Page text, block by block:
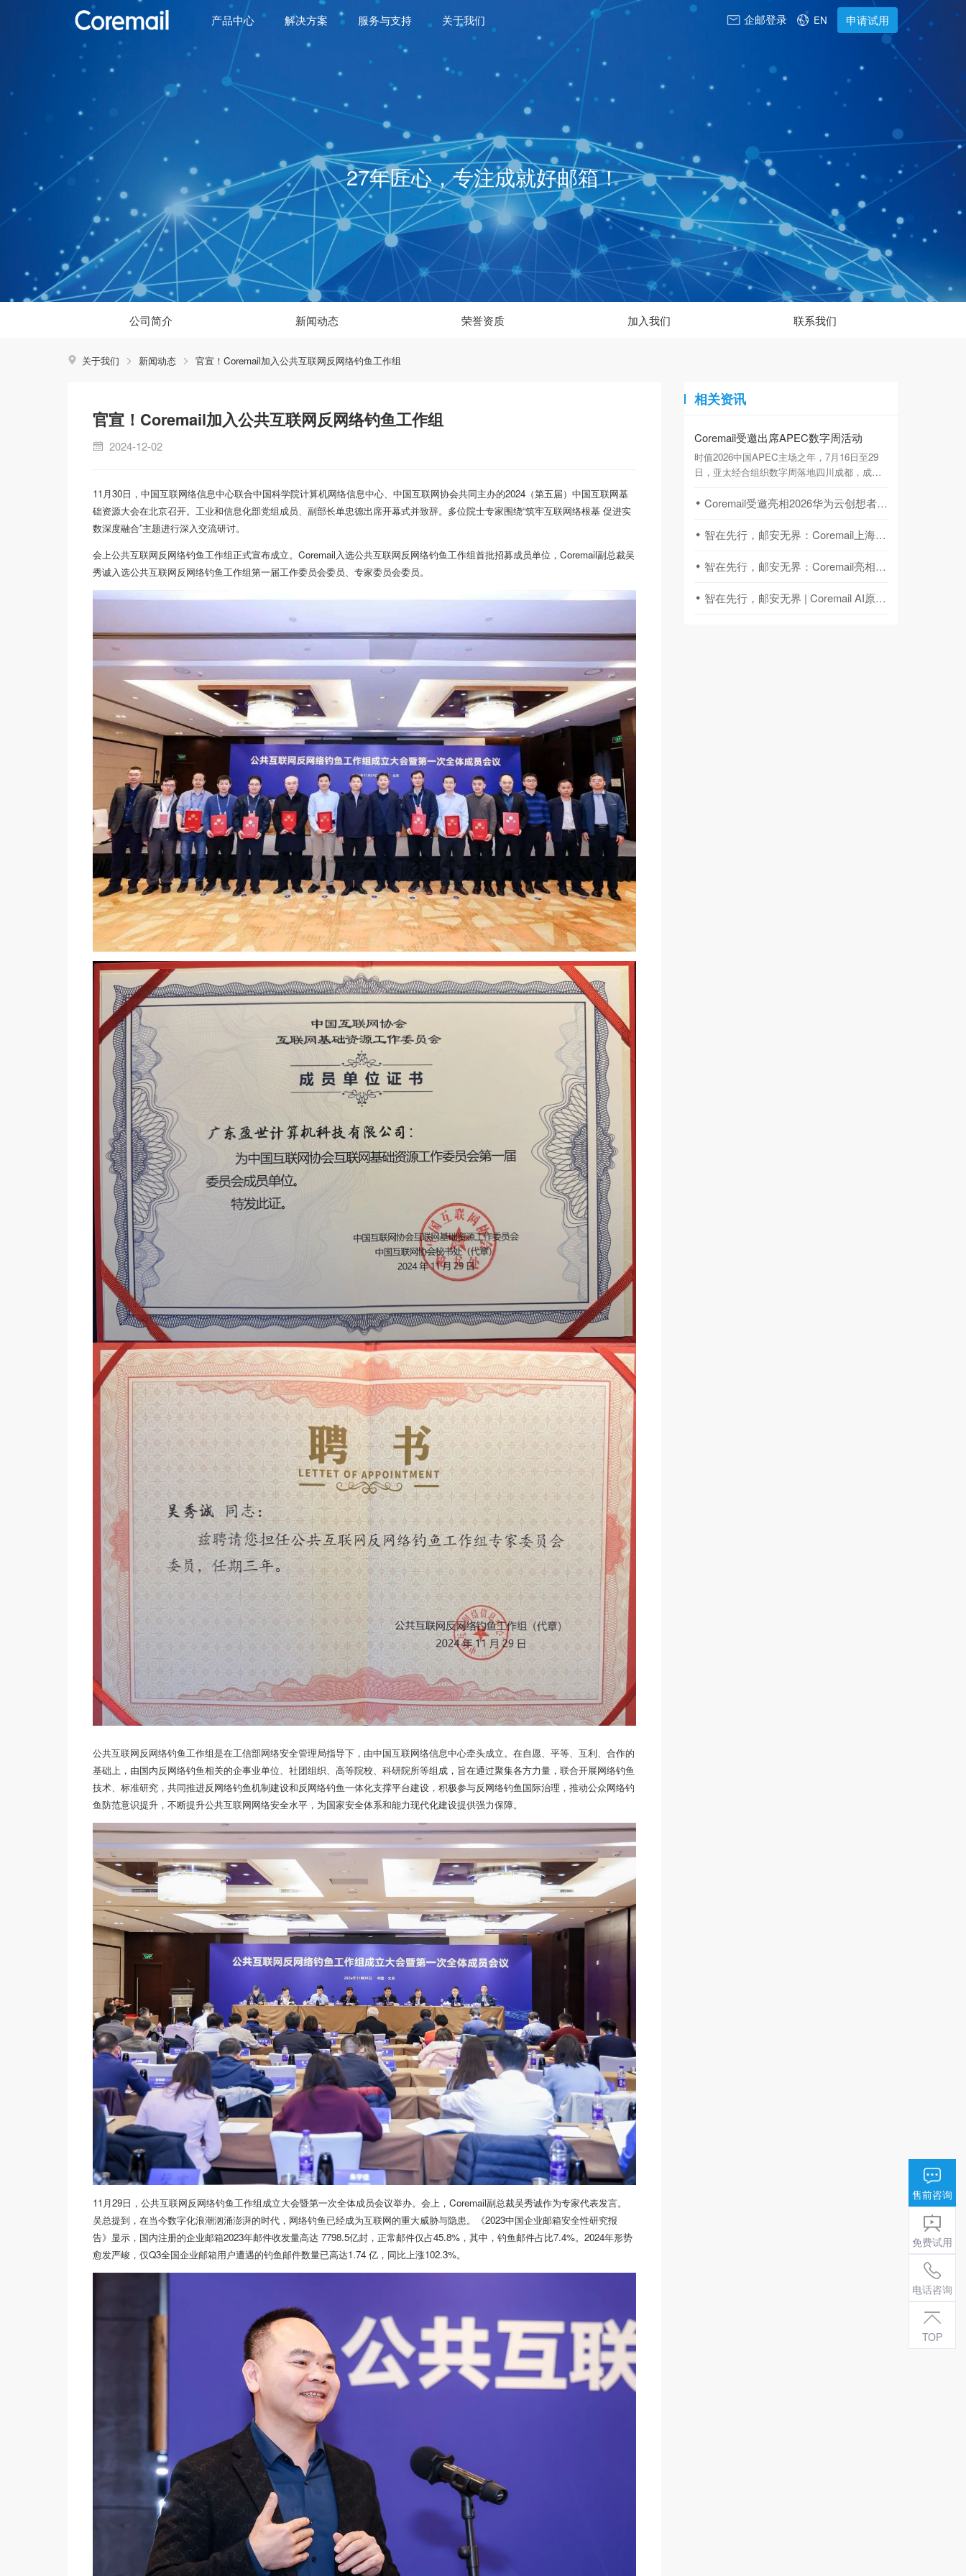
产品中心 解决方案 服务与支持 关于我们 企邮登录 EN 申请试用
27年匠心，专注成就好邮箱！
公司简介 新闻动态 荣誉资质 加入我们 联系我们
关于我们 新闻动态 官宣！Coremail加入公共互联网反网络钓鱼工作组
官宣！Coremail加入公共互联网反网络钓鱼工作组
2024-12-02
11月30日，中国互联网络信息中心联合中国科学院计算机网络信息中心、中国互联网协会共同主办的2024（第五届）中国互联网基
础资源大会在北京召开。工业和信息化部党组成员、副部长单忠德出席开幕式并致辞。多位院士专家围绕“筑牢互联网络根基 促进实
数深度融合”主题进行深入交流研讨。
会上公共互联网反网络钓鱼工作组正式宣布成立。Coremail入选公共互联网反网络钓鱼工作组首批招募成员单位，Coremail副总裁吴
秀诚入选公共互联网反网络钓鱼工作组第一届工作委员会委员、专家委员会委员。
公共互联网反网络钓鱼工作组是在工信部网络安全管理局指导下，由中国互联网络信息中心牵头成立。在自愿、平等、互利、合作的
基础上，由国内反网络钓鱼相关的企事业单位、社团组织、高等院校、科研院所等组成，旨在通过聚集各方力量，联合开展网络钓鱼
技术、标准研究，共同推进反网络钓鱼机制建设和反网络钓鱼一体化支撑平台建设，积极参与反网络钓鱼国际治理，推动公众网络钓
鱼防范意识提升，不断提升公共互联网网络安全水平，为国家安全体系和能力现代化建设提供强力保障。
11月29日，公共互联网反网络钓鱼工作组成立大会暨第一次全体成员会议举办。会上，Coremail副总裁吴秀诚作为专家代表发言。
吴总提到，在当今数字化浪潮汹涌澎湃的时代，网络钓鱼已经成为互联网的重大威胁与隐患。《2023中国企业邮箱安全性研究报
告》显示，国内注册的企业邮箱2023年邮件收发量高达 7798.5亿封，正常邮件仅占45.8%，其中，钓鱼邮件占比7.4%。2024年形势
愈发严峻，仅Q3全国企业邮箱用户遭遇的钓鱼邮件数量已高达1.74 亿，同比上涨102.3%。
相关资讯
Coremail受邀出席APEC数字周活动
时值2026中国APEC主场之年，7月16日至29
日，亚太经合组织数字周落地四川成都，成为
盛会。立足国产邮件基础设施龙头定位，
方代表深度参与本次高规格国际活动并发表主
Coremail受邀亮相2026华为云创想者大会
智在先行，邮安无界：Coremail上海沙龙共探AI邮件创新与安全实战
智在先行，邮安无界：Coremail亮相数字中国建设峰会
智在先行，邮安无界 | Coremail AI原生安全邮件系统重磅发布！
售前咨询
免费试用
电话咨询
TOP